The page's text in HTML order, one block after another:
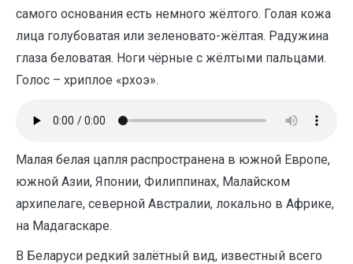
самого основания есть немного жёлтого. Голая кожа
лица голубоватая или зеленовато-жёлтая. Радужина
глаза беловатая. Ноги чёрные с жёлтыми пальцами.
Голос – хриплое «рхоэ».
Малая белая цапля распространена в южной Европе,
южной Азии, Японии, Филиппинах, Малайском
архипелаге, северной Австралии, локально в Африке,
на Мадагаскаре.
В Беларуси редкий залётный вид, известный всего